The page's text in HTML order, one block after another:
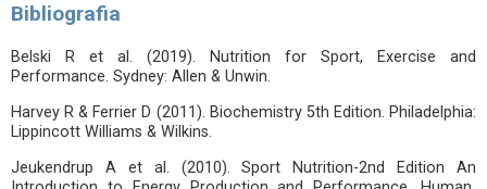
Bibliografia
Belski R et al. (2019). Nutrition for Sport, Exercise and
Performance. Sydney: Allen & Unwin.
Harvey R & Ferrier D (2011). Biochemistry 5th Edition. Philadelphia:
Lippincott Williams & Wilkins.
Jeukendrup A et al. (2010). Sport Nutrition-2nd Edition An